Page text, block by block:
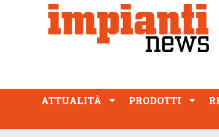
ATTUALITÀ PRODOTTI
PROFESSIONE
ATTUALITÀ PRODOTTI